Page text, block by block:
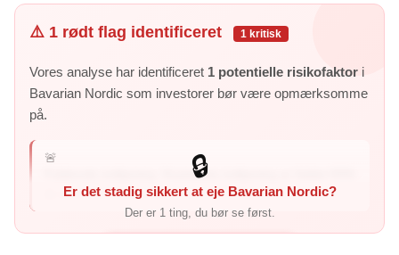
⚠️ 1 rødt flag identificeret 1 kritisk
Vores analyse har identificeret 1 potentielle risikofaktor i
Bavarian Nordic som investorer bør være opmærksomme
på.
🚨
Faldende indtjening: Kvartalets indtjening er faldet 93%
år-over-år – virksomh...
🔒
Er det stadig sikkert at eje Bavarian Nordic?
Der er 1 ting, du bør se først.